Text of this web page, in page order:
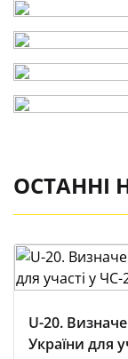
ОСТАННІ
U-20.
України для